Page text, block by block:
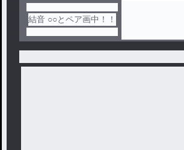
結音 ○○とペア画中！！